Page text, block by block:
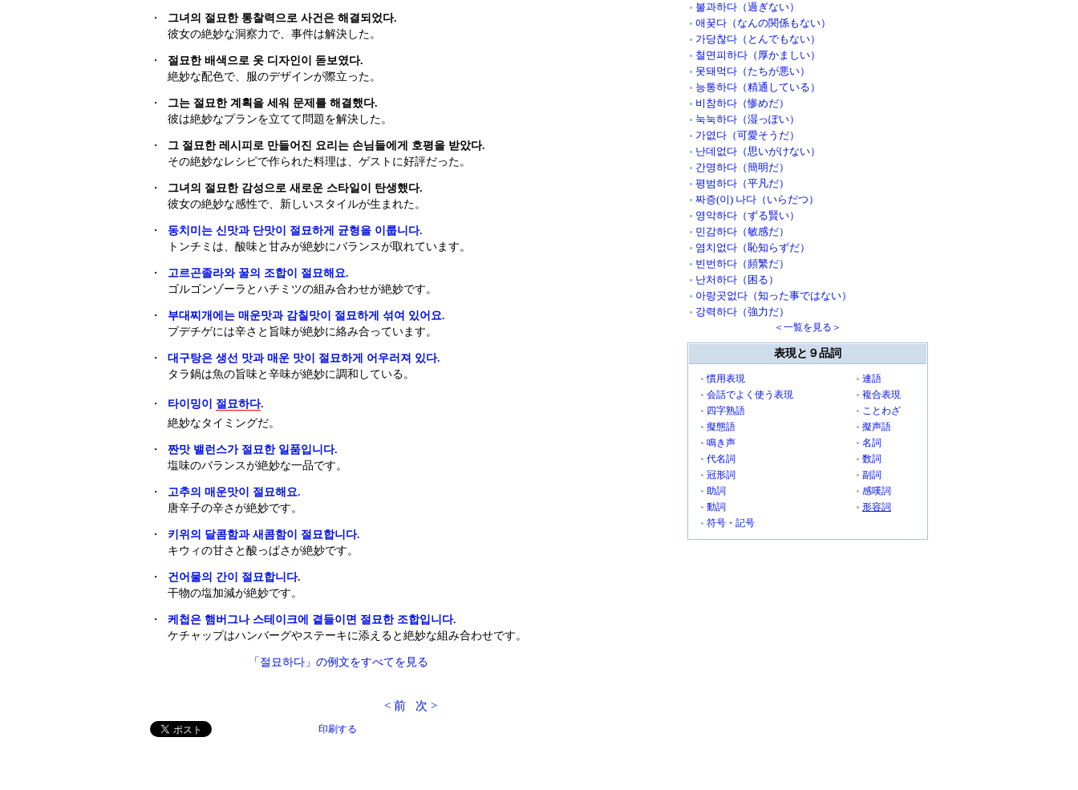
・
그녀의 절묘한 통찰력으로 사건은 해결되었다.
彼女の絶妙な洞察力で、事件は解決した。
・
절묘한 배색으로 옷 디자인이 돋보였다.
絶妙な配色で、服のデザインが際立った。
・
그는 절묘한 계획을 세워 문제를 해결했다.
彼は絶妙なプランを立てて問題を解決した。
・
그 절묘한 레시피로 만들어진 요리는 손님들에게 호평을 받았다.
その絶妙なレシピで作られた料理は、ゲストに好評だった。
・
그녀의 절묘한 감성으로 새로운 스타일이 탄생했다.
彼女の絶妙な感性で、新しいスタイルが生まれた。
・
동치미는 신맛과 단맛이 절묘하게 균형을 이룹니다.
トンチミは、酸味と甘みが絶妙にバランスが取れています。
・
고르곤졸라와 꿀의 조합이 절묘해요.
ゴルゴンゾーラとハチミツの組み合わせが絶妙です。
・
부대찌개에는 매운맛과 감칠맛이 절묘하게 섞여 있어요.
プデチゲには辛さと旨味が絶妙に絡み合っています。
・
대구탕은 생선 맛과 매운 맛이 절묘하게 어우러져 있다.
タラ鍋は魚の旨味と辛味が絶妙に調和している。
・ 타이밍이 절묘하다.
絶妙なタイミングだ。
・
짠맛 밸런스가 절묘한 일품입니다.
塩味のバランスが絶妙な一品です。
・
고추의 매운맛이 절묘해요.
唐辛子の辛さが絶妙です。
・
키위의 달콤함과 새콤함이 절묘합니다.
キウィの甘さと酸っぱさが絶妙です。
・
건어물의 간이 절묘합니다.
干物の塩加減が絶妙です。
・
케첩은 햄버그나 스테이크에 곁들이면 절묘한 조합입니다.
ケチャップはハンバーグやステーキに添えると絶妙な組み合わせです。
「절묘하다」の例文をすべてを見る
< 前 次 >
印刷する
불과하다（過ぎない）
애꿎다（なんの関係もない）
가당찮다（とんでもない）
철면피하다（厚かましい）
못돼먹다（たちが悪い）
능통하다（精通している）
비참하다（惨めだ）
눅눅하다（湿っぽい）
가엾다（可愛そうだ）
난데없다（思いがけない）
간명하다（簡明だ）
평범하다（平凡だ）
짜증(이) 나다（いらだつ）
영악하다（ずる賢い）
민감하다（敏感だ）
염치없다（恥知らずだ）
빈번하다（頻繁だ）
난처하다（困る）
아랑곳없다（知った事ではない）
강력하다（強力だ）
＜一覧を見る＞
表現と９品詞
慣用表現
連語
会話でよく使う表現
複合表現
四字熟語
ことわざ
擬態語
擬声語
鳴き声
名詞
代名詞
数詞
冠形詞
副詞
助詞
感嘆詞
動詞
形容詞
符号・記号